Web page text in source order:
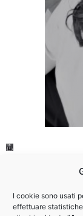
I cookie sono usati
effettuareVuoi